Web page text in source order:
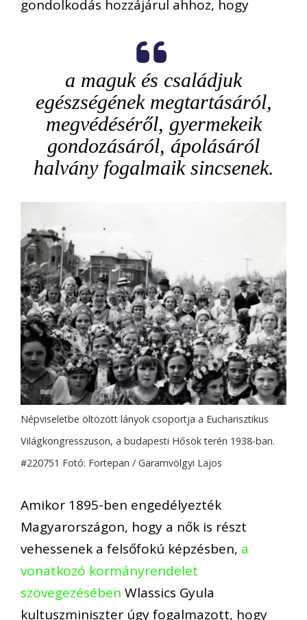
gondolkodás hozzájárul ahhoz, hogy
a maguk és családjuk
egészségének megtartásáról,
megvédéséről, gyermekeik
gondozásáról, ápolásáról
halvány fogalmaik sincsenek.
Népviseletbe öltözött lányok csoportja a Eucharisztikus
Világkongresszuson, a budapesti Hősök terén 1938-ban.
#220751 Fotó: Fortepan / Garamvölgyi Lajos
Amikor 1895-ben engedélyezték
Magyarországon, hogy a nők is részt
vehessenek a felsőfokú képzésben, a
vonatkozó kormányrendelet
szövegezésében Wlassics Gyula
kultuszminiszter úgy fogalmazott, hogy